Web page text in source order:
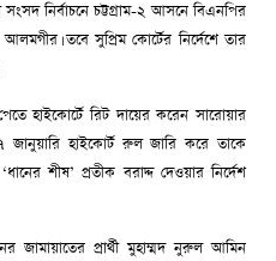
নির্বাচনে চট্টগ্রাম-২ আসনে বিএনপির
আলমগীর। তবে সুপ্রিম কোর্টের নির্দেশে তার
হাইকোর্টে রিট দায়ের করেন সারোয়ার
জানুয়ারি হাইকোর্ট রুল জারি করে তাকে
শীষ’ প্রতীক বরাদ্দ দেওয়ার নির্দেশ
প্রার্থী মুহাম্মদ নুরুল আমিন